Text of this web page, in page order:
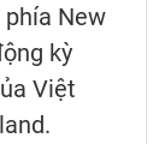
phía New
kỳ
Việt